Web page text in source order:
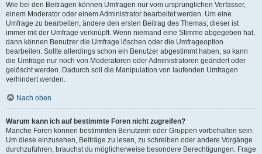
Wie bei den Beiträgen können Umfragen nur vom ursprünglichen Verfasser,
einem Moderator oder einem Administrator bearbeitet werden. Um eine
Umfrage zu bearbeiten, ändere den ersten Beitrag des Themas; dieser ist
immer mit der Umfrage verknüpft. Wenn niemand eine Stimme abgegeben hat,
dann können Benutzer die Umfrage löschen oder die Umfrageoption
bearbeiten. Sollte allerdings schon ein Benutzer abgestimmt haben, so kann
die Umfrage nur noch von Moderatoren oder Administratoren geändert oder
gelöscht werden. Dadurch soll die Manipulation von laufenden Umfragen
verhindert werden.
Nach oben
Warum kann ich auf bestimmte Foren nicht zugreifen?
Manche Foren können bestimmten Benutzern oder Gruppen vorbehalten sein.
Um diese einzusehen, Beiträge zu lesen, zu schreiben oder andere Vorgänge
durchzuführen, brauchst du möglicherweise besondere Berechtigungen. Frage